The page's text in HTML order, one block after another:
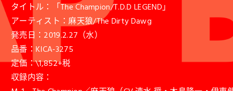
タイトル：「The Champion/T.D.D LEGEND」
アーティスト：麻天狼/The Dirty Dawg
発売日：2019.2.27（水）
品番：KICA-3275
定価：\1,852+税
収録内容：